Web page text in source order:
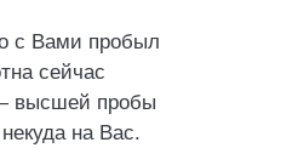
с Вами пробыл
сейчас
высшей пробы
на Вас.